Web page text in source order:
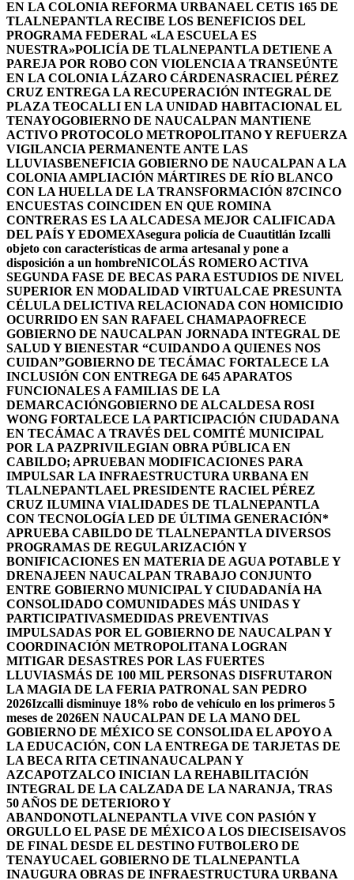
EN LA COLONIA REFORMA URBANAEL CETIS 165 DE
TLALNEPANTLA RECIBE LOS BENEFICIOS DEL
PROGRAMA FEDERAL «LA ESCUELA ES
NUESTRA»POLICÍA DE TLALNEPANTLA DETIENE A
PAREJA POR ROBO CON VIOLENCIA A TRANSEÚNTE
EN LA COLONIA LÁZARO CÁRDENASRACIEL PÉREZ
CRUZ ENTREGA LA RECUPERACIÓN INTEGRAL DE
PLAZA TEOCALLI EN LA UNIDAD HABITACIONAL EL
TENAYOGOBIERNO DE NAUCALPAN MANTIENE
ACTIVO PROTOCOLO METROPOLITANO Y REFUERZA
VIGILANCIA PERMANENTE ANTE LAS
LLUVIASBENEFICIA GOBIERNO DE NAUCALPAN A LA
COLONIA AMPLIACIÓN MÁRTIRES DE RÍO BLANCO
CON LA HUELLA DE LA TRANSFORMACIÓN 87CINCO
ENCUESTAS COINCIDEN EN QUE ROMINA
CONTRERAS ES LA ALCADESA MEJOR CALIFICADA
DEL PAÍS Y EDOMEXAsegura policía de Cuautitlán Izcalli
objeto con características de arma artesanal y pone a
disposición a un hombreNICOLÁS ROMERO ACTIVA
SEGUNDA FASE DE BECAS PARA ESTUDIOS DE NIVEL
SUPERIOR EN MODALIDAD VIRTUALCAE PRESUNTA
CÉLULA DELICTIVA RELACIONADA CON HOMICIDIO
OCURRIDO EN SAN RAFAEL CHAMAPAOFRECE
GOBIERNO DE NAUCALPAN JORNADA INTEGRAL DE
SALUD Y BIENESTAR “CUIDANDO A QUIENES NOS
CUIDAN”GOBIERNO DE TECÁMAC FORTALECE LA
INCLUSIÓN CON ENTREGA DE 645 APARATOS
FUNCIONALES A FAMILIAS DE LA
DEMARCACIÓNGOBIERNO DE ALCALDESA ROSI
WONG FORTALECE LA PARTICIPACIÓN CIUDADANA
EN TECÁMAC A TRAVÉS DEL COMITÉ MUNICIPAL
POR LA PAZPRIVILEGIAN OBRA PÚBLICA EN
CABILDO; APRUEBAN MODIFICACIONES PARA
IMPULSAR LA INFRAESTRUCTURA URBANA EN
TLALNEPANTLAEL PRESIDENTE RACIEL PÉREZ
CRUZ ILUMINA VIALIDADES DE TLALNEPANTLA
CON TECNOLOGÍA LED DE ÚLTIMA GENERACIÓN*
APRUEBA CABILDO DE TLALNEPANTLA DIVERSOS
PROGRAMAS DE REGULARIZACIÓN Y
BONIFICACIONES EN MATERIA DE AGUA POTABLE Y
DRENAJEEN NAUCALPAN TRABAJO CONJUNTO
ENTRE GOBIERNO MUNICIPAL Y CIUDADANÍA HA
CONSOLIDADO COMUNIDADES MÁS UNIDAS Y
PARTICIPATIVASMEDIDAS PREVENTIVAS
IMPULSADAS POR EL GOBIERNO DE NAUCALPAN Y
COORDINACIÓN METROPOLITANA LOGRAN
MITIGAR DESASTRES POR LAS FUERTES
LLUVIASMÁS DE 100 MIL PERSONAS DISFRUTARON
LA MAGIA DE LA FERIA PATRONAL SAN PEDRO
2026Izcalli disminuye 18% robo de vehículo en los primeros 5
meses de 2026EN NAUCALPAN DE LA MANO DEL
GOBIERNO DE MÉXICO SE CONSOLIDA EL APOYO A
LA EDUCACIÓN, CON LA ENTREGA DE TARJETAS DE
LA BECA RITA CETINANAUCALPAN Y
AZCAPOTZALCO INICIAN LA REHABILITACIÓN
INTEGRAL DE LA CALZADA DE LA NARANJA, TRAS
50 AÑOS DE DETERIORO Y
ABANDONOTLALNEPANTLA VIVE CON PASIÓN Y
ORGULLO EL PASE DE MÉXICO A LOS DIECISEISAVOS
DE FINAL DESDE EL DESTINO FUTBOLERO DE
TENAYUCAEL GOBIERNO DE TLALNEPANTLA
INAUGURA OBRAS DE INFRAESTRUCTURA URBANA